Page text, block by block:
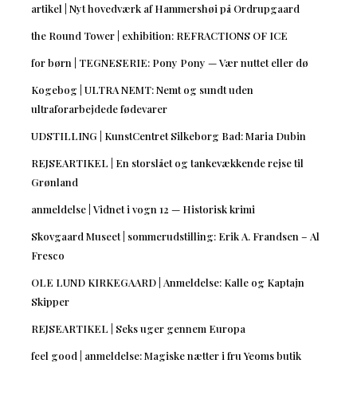
artikel | Nyt hovedværk af Hammershøi på Ordrupgaard
the Round Tower | exhibition: REFRACTIONS OF ICE
for børn | TEGNESERIE: Pony Pony — Vær nuttet eller dø
Kogebog | ULTRA NEMT: Nemt og sundt uden
ultraforarbejdede fødevarer
UDSTILLING | KunstCentret Silkeborg Bad: Maria Dubin
REJSEARTIKEL | En storslået og tankevækkende rejse til
Grønland
anmeldelse | Vidnet i vogn 12 — Historisk krimi
Skovgaard Museet | sommerudstilling: Erik A. Frandsen – Al
Fresco
OLE LUND KIRKEGAARD | Anmeldelse: Kalle og Kaptajn
Skipper
REJSEARTIKEL | Seks uger gennem Europa
feel good | anmeldelse: Magiske nætter i fru Yeoms butik